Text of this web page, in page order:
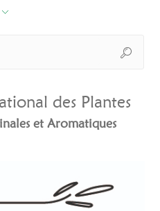
des Plantes
et Aromatiques